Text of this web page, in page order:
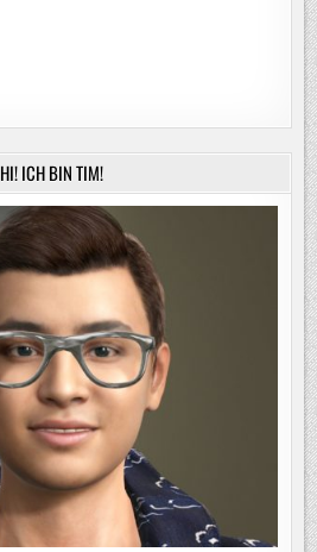
HI! ICH BIN TIM!